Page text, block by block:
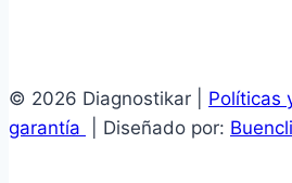
© 2026 Diagnostikar | Políticas
garantía
| Diseñado por: